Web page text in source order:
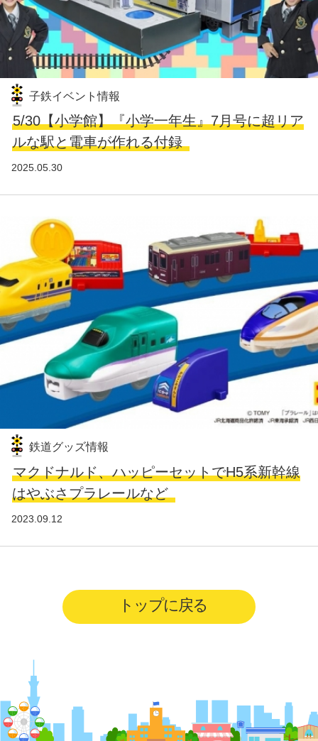
子鉄イベント情報
5/30【小学館】『小学一年生』7月号に超リア
ルな駅と電車が作れる付録
2025.05.30
鉄道グッズ情報
マクドナルド、ハッピーセットでH5系新幹線
はやぶさプラレールなど
2023.09.12
トップに戻る